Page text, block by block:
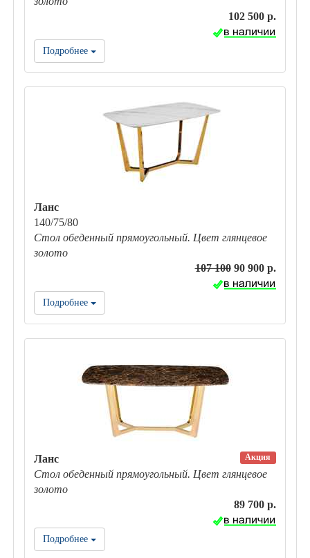
102 500 р.
Подробнее
Ланс
140/75/80
Стол обеденный прямоугольный. Цвет глянцевое
золото
107 10090 900 р.
Подробнее
Акция
Ланс
Стол обеденный прямоугольный. Цвет глянцевое
золото
89 700 р.
Подробнее